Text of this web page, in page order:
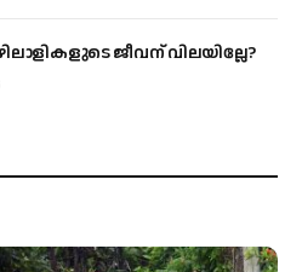
ജീവന് വിലയില്ലേ?